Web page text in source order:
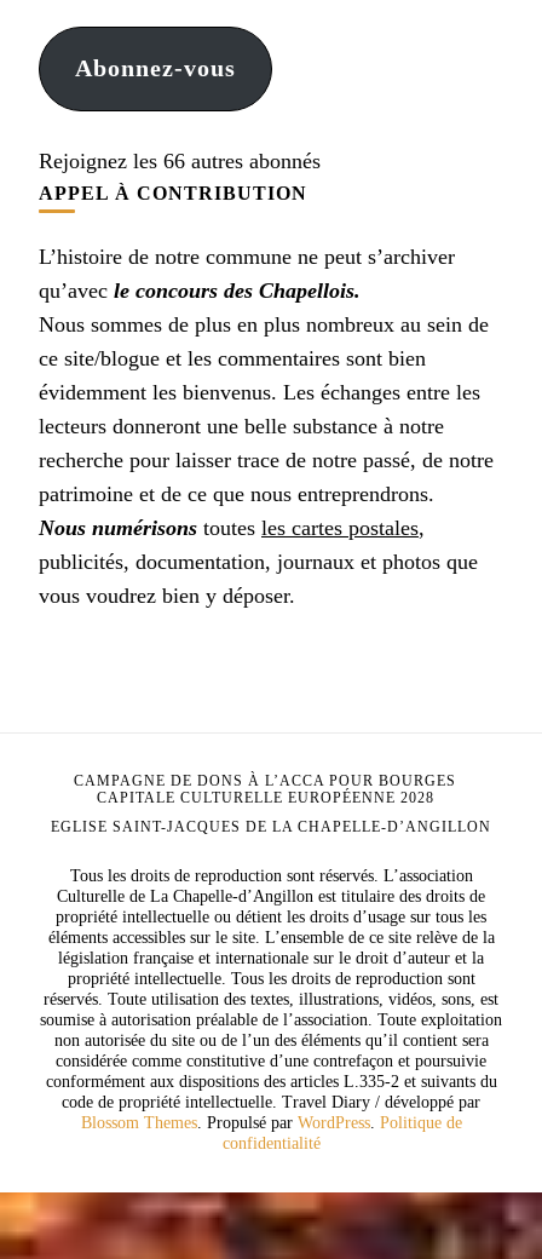
Abonnez-vous
Rejoignez les 66 autres abonnés
APPEL À CONTRIBUTION
L’histoire de notre commune ne peut s’archiver
qu’avec le concours des Chapellois.
Nous sommes de plus en plus nombreux au sein de
ce site/blogue et les commentaires sont bien
évidemment les bienvenus. Les échanges entre les
lecteurs donneront une belle substance à notre
recherche pour laisser trace de notre passé, de notre
patrimoine et de ce que nous entreprendrons.
Nous numérisons toutes les cartes postales,
publicités, documentation, journaux et photos que
vous voudrez bien y déposer.
Tous les droits de reproduction sont réservés. L’association
Culturelle de La Chapelle-d’Angillon est titulaire des droits de
propriété intellectuelle ou détient les droits d’usage sur tous les
éléments accessibles sur le site. L’ensemble de ce site relève de la
législation française et internationale sur le droit d’auteur et la
propriété intellectuelle. Tous les droits de reproduction sont
réservés. Toute utilisation des textes, illustrations, vidéos, sons, est
soumise à autorisation préalable de l’association. Toute exploitation
non autorisée du site ou de l’un des éléments qu’il contient sera
considérée comme constitutive d’une contrefaçon et poursuivie
conformément aux dispositions des articles L.335-2 et suivants du
code de propriété intellectuelle. Travel Diary / développé par
Blossom Themes. Propulsé par WordPress. Politique de
confidentialité
CAMPAGNE DE DONS À L’ACCA POUR BOURGES
CAPITALE CULTURELLE EUROPÉENNE 2028
EGLISE SAINT-JACQUES DE LA CHAPELLE-D’ANGILLON